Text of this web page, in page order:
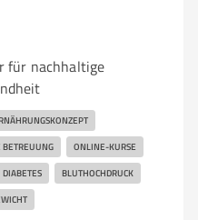
für nachhaltige
ONLINE-KURSE
DIABETES BLUTHOCHDRUCK